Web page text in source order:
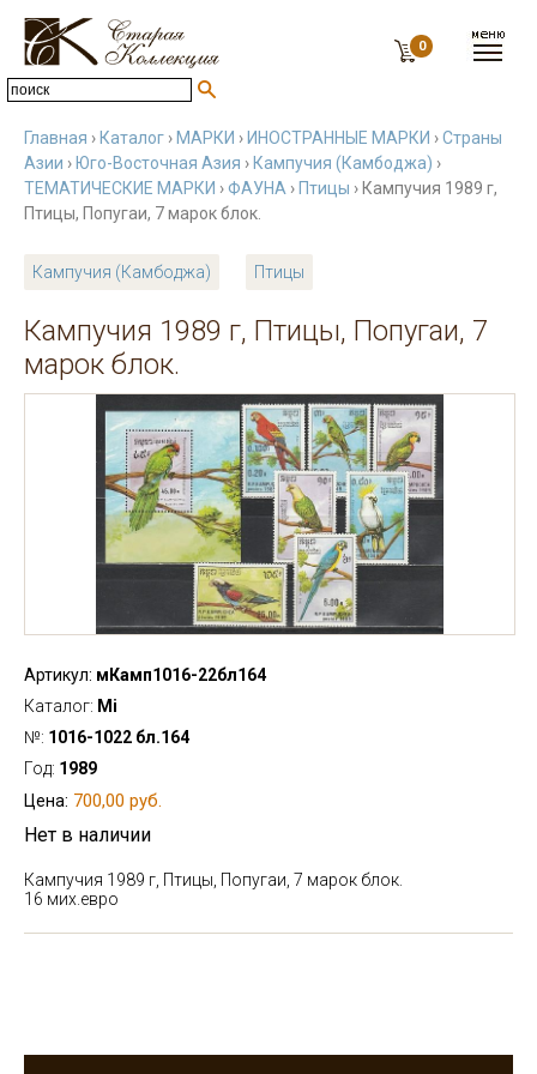
0
Главная › Каталог › МАРКИ › ИНОСТРАННЫЕ МАРКИ ›Страны
Азии › Юго-Восточная Азия › Кампучия (Камбоджа) ›
ТЕМАТИЧЕСКИЕ МАРКИ ›ФАУНА › Птицы › Кампучия 1989 г,
Птицы, Попугаи, 7 марок блок.
Кампучия (Камбоджа) Птицы
Кампучия 1989 г, Птицы, Попугаи, 7
марок блок.
Артикул: мКамп1016-22бл164
Каталог: Mi
№: 1016-1022 бл.164
Год: 1989
Цена: 700,00 руб.
Нет в наличии
Кампучия 1989 г, Птицы, Попугаи, 7 марок блок.
16 мих.евро